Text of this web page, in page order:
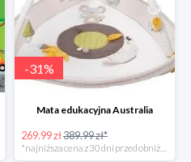
-31%
Mata edukacyjna Australia
269.99 zł389.99 zł*
*najniższa cena z 30 dni przed obniżką